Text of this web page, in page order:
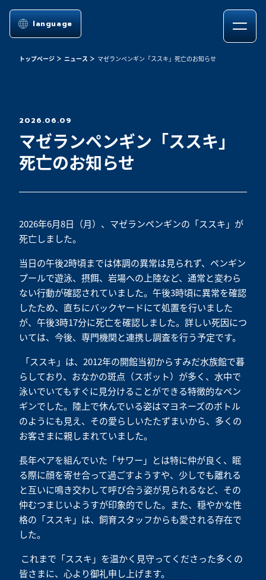
language
トップページ ニュース マゼランペンギン「ススキ」死亡のお知らせ
2026.06.09
マゼランペンギン「ススキ」
死亡のお知らせ
2026年6月8日（月）、マゼランペンギンの「ススキ」が
死亡しました。
当日の午後2時頃までは体調の異常は見られず、ペンギン
プールで遊泳、摂餌、岩場への上陸など、通常と変わら
ない行動が確認されていました。午後3時頃に異常を確認
したため、直ちにバックヤードにて処置を行いました
が、午後3時17分に死亡を確認しました。詳しい死因につ
いては、今後、専門機関と連携し調査を行う予定です。
「ススキ」は、2012年の開館当初からすみだ水族館で暮
らしており、おなかの斑点（スポット）が多く、水中で
泳いでいてもすぐに見分けることができる特徴的なペン
ギンでした。陸上で休んでいる姿はマヨネーズのボトル
のようにも見え、その愛らしいたたずまいから、多くの
お客さまに親しまれていました。
長年ペアを組んでいた「サワー」とは特に仲が良く、眠
る際に顔を寄せ合って過ごすようすや、少しでも離れる
と互いに鳴き交わして呼び合う姿が見られるなど、その
仲むつまじいようすが印象的でした。また、穏やかな性
格の「ススキ」は、飼育スタッフからも愛される存在で
した。
これまで「ススキ」を温かく見守ってくださった多くの
皆さまに、心より御礼申し上げます。